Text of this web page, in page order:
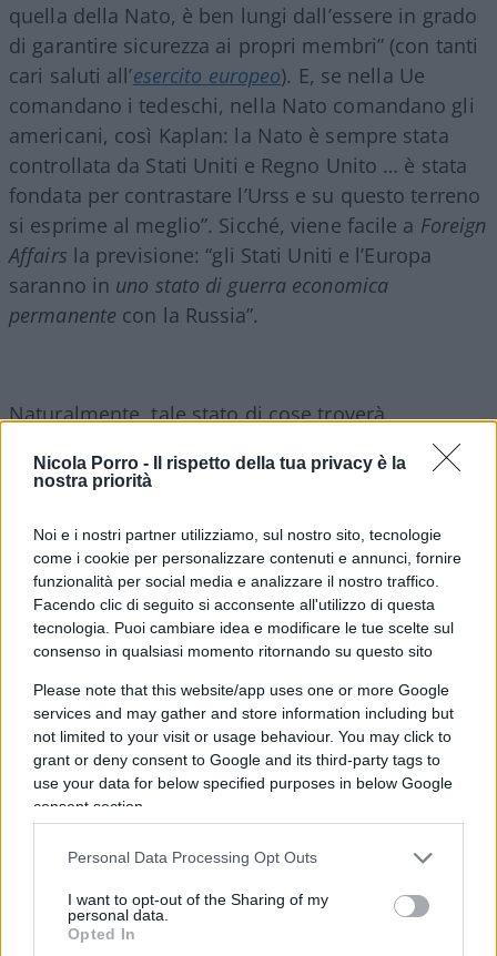
Nicola Porro -
Il rispetto della tua privacy è la
nostra priorità
Noi e i nostri partner utilizziamo, sul nostro sito, tecnologie
come i cookie per personalizzare contenuti e annunci, fornire
funzionalità per social media e analizzare il nostro traffico.
Facendo clic di seguito si acconsente all'utilizzo di questa
tecnologia. Puoi cambiare idea e modificare le tue scelte sul
consenso in qualsiasi momento ritornando su questo sito
Please note that this website/app uses one or more Google
services and may gather and store information including but
not limited to your visit or usage behaviour. You may click to
grant or deny consent to Google and its third-party tags to
use your data for below specified purposes in below Google
consent section.
Personal Data Processing Opt Outs
I want to opt-out of the Sharing of my
personal data.
Opted In
quella della Nato, è ben lungi dall’essere in grado
di garantire sicurezza ai propri membri” (con tanti
cari saluti all’esercito europeo). E, se nella Ue
comandano i tedeschi, nella Nato comandano gli
americani, così Kaplan: la Nato è sempre stata
controllata da Stati Uniti e Regno Unito … è stata
fondata per contrastare l’Urss e su questo terreno
si esprime al meglio”. Sicché, viene facile a Foreign
Affairs la previsione: “gli Stati Uniti e l’Europa
saranno in uno stato di guerra economica
permanente con la Russia”.
Naturalmente, tale stato di cose troverà
l’opposizione di parti consistenti dell’opinione
pubblica dei diversi Stati europei, opposizione che
alla crisi energetica,sostanzialmente inevitabile
Oppure ai rifugiati i quali, diceForeign Affairs,
“fuggiranno in più direzioni, molto probabilmente
a milioni … i massicci flussi di rifugiati in arrivo in
Europa esaspereranno la irrisolta politica dell’Ue
in materia di rifugiati ed offriranno terreno fertile
ai populisti”; tanto più visto che, a redistribuirli,
saranno quelle stesse Polonia e Ungheria che, sin
qui, hanno sempre rifiutato la redistribuzione dei
rifugiati che giungono dal Mediterraneo. Ma pure
all’aumento delle spese militari: “una più ampia
invasione russa dell’Ucraina dovrebbe spingere
ogni membro Nato ad aumentare le proprie spese
per la difesa. Per gli europei, questa sarebbe